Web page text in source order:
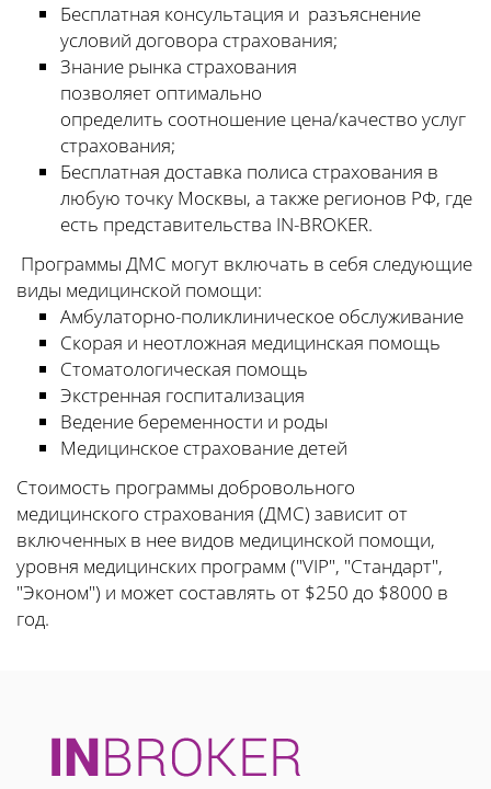
Бесплатная консультация и разъяснение
условий договора страхования;
Знание рынка страхования
позволяет оптимально
определить соотношение цена/качество услуг
страхования;
Бесплатная доставка полиса страхования в
любую точку Москвы, а также регионов РФ, где
есть представительства IN-BROKER.
Программы ДМС могут включать в себя следующие
виды медицинской помощи:
Амбулаторно-поликлиническое обслуживание
Скорая и неотложная медицинская помощь
Стоматологическая помощь
Экстренная госпитализация
Ведение беременности и роды
Медицинское страхование детей
Стоимость программы добровольного
медицинского страхования (ДМС) зависит от
включенных в нее видов медицинской помощи,
уровня медицинских программ ("VIP", "Стандарт",
"Эконом") и может составлять от $250 до $8000 в
год.